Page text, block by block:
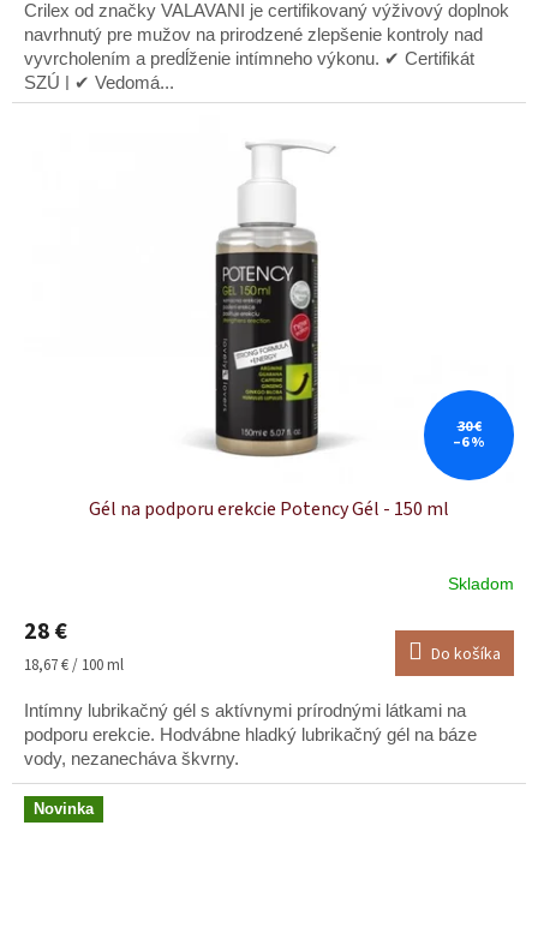
hviezdičiek.
Crilex od značky VALAVANI je certifikovaný výživový doplnok
navrhnutý pre mužov na prirodzené zlepšenie kontroly nad
vyvrcholením a predĺženie intímneho výkonu. ✔ Certifikát
SZÚ | ✔ Vedomá...
30 €
–6 %
Gél na podporu erekcie Potency Gél - 150 ml
produktu
je
5,0
z
hviezdičiek.
Skladom
28 €
Jednotková
18,67 € / 100 ml Do košíka
Intímny lubrikačný gél s aktívnymi prírodnými látkami na
podporu erekcie. Hodvábne hladký lubrikačný gél na báze
vody, nezanecháva škvrny.
Novinka